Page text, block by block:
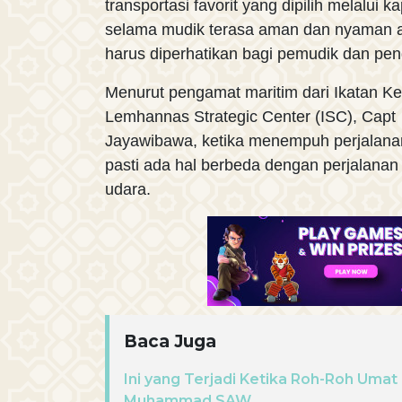
transportasi favorit yang dipilih melalui
selama mudik terasa aman dan nyaman
harus diperhatikan bagi pemudik dan
Menurut pengamat maritim dari Ikatan
Lemhannas Strategic Center (ISC),
Jayawibawa, ketika menempuh
pasti ada hal berbeda dengan
udara.
Baca Juga
Ini yang Terjadi Ketika Roh-Roh